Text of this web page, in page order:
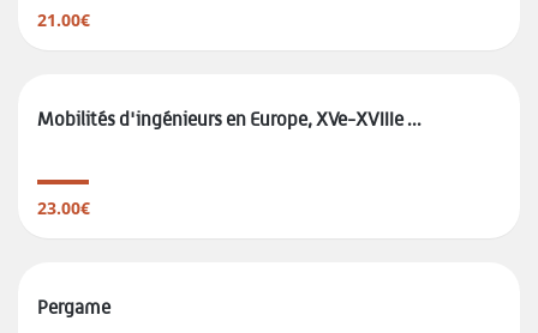
21.00€
Mobilités d'ingénieurs en Europe, XVe-XVIIIe ...
23.00€
Pergame